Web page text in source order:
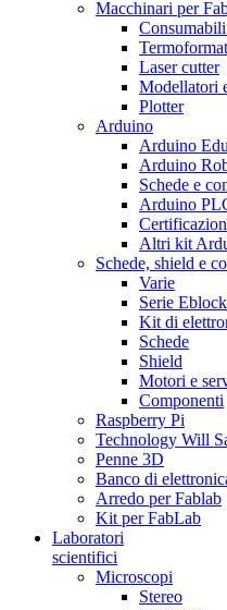
Macchinari per
Laser cutter
Modellatori
Plotter
Arduino
Arduino
Arduino
Schede e
Arduino
Altri kit
Schede, shield e
Varie
Serie
Kit di
Schede
Shield
Motori e
Componenti
Raspberry Pi
Technology Will
Penne 3D
Banco di
Arredo per Fablab
Kit per FabLab
Laboratori
scientifici
Microscopi
Stereo